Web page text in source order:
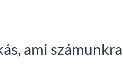
ami